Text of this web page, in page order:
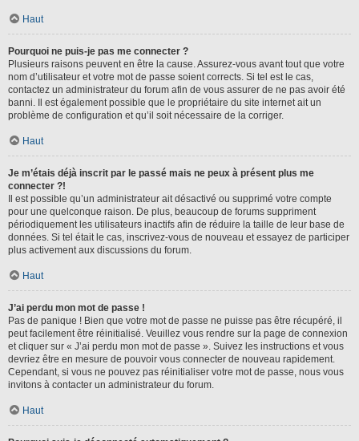
Haut
Pourquoi ne puis-je pas me connecter ?
Plusieurs raisons peuvent en être la cause. Assurez-vous avant tout que votre
nom d’utilisateur et votre mot de passe soient corrects. Si tel est le cas,
contactez un administrateur du forum afin de vous assurer de ne pas avoir été
banni. Il est également possible que le propriétaire du site internet ait un
problème de configuration et qu’il soit nécessaire de la corriger.
Haut
Je m’étais déjà inscrit par le passé mais ne peux à présent plus me
connecter ?!
Il est possible qu’un administrateur ait désactivé ou supprimé votre compte
pour une quelconque raison. De plus, beaucoup de forums suppriment
périodiquement les utilisateurs inactifs afin de réduire la taille de leur base de
données. Si tel était le cas, inscrivez-vous de nouveau et essayez de participer
plus activement aux discussions du forum.
Haut
J’ai perdu mon mot de passe !
Pas de panique ! Bien que votre mot de passe ne puisse pas être récupéré, il
peut facilement être réinitialisé. Veuillez vous rendre sur la page de connexion
et cliquer sur « J’ai perdu mon mot de passe ». Suivez les instructions et vous
devriez être en mesure de pouvoir vous connecter de nouveau rapidement.
Cependant, si vous ne pouvez pas réinitialiser votre mot de passe, nous vous
invitons à contacter un administrateur du forum.
Haut